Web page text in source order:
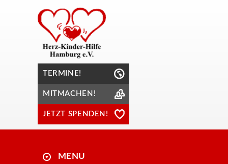
TERMINE!
MITMACHEN!
JETZT SPENDEN!
MENU